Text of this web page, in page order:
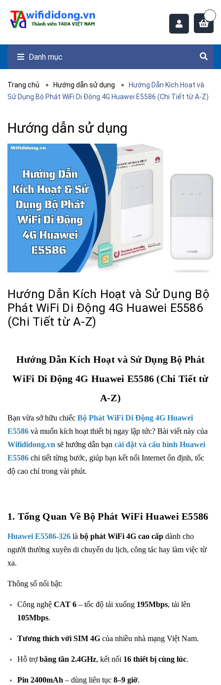
Danh mục
Trang chủ Hướng dẫn sử dụng
Hướng Dẫn Kích Hoạt và
Sử Dụng Bộ Phát WiFi Di Động 4G Huawei E5586 (Chi Tiết từ A-Z)
Hướng dẫn sử dụng
Hướng Dẫn Kích Hoạt và Sử Dụng Bộ
Phát WiFi Di Động 4G Huawei E5586
(Chi Tiết từ A-Z)
Hướng Dẫn Kích Hoạt và Sử Dụng Bộ Phát
WiFi Di Động 4G Huawei E5586(Chi Tiết từ
A-Z)
Bạn vừa sở hữu chiếc Bộ Phát WiFi Di Động 4G Huawei
E5586 và muốn kích hoạt thiết bị ngay lập tức? Bài viết này của
Wifididong.vn sẽ hướng dẫn bạn cài đặt và cấu hình Huawei
E5586 chi tiết từng bước, giúp bạn kết nối Internet ổn định, tốc
độ cao chỉ trong vài phút.
1. Tổng Quan Về Bộ Phát WiFi Huawei E5586
Huawei E5586-326 là bộ phát WiFi 4G cao cấp dành cho
người thường xuyên di chuyển du lịch, công tác hay làm việc từ
xa.
Thông số nổi bật:
Công nghệ CAT 6 – tốc độ tải xuống 195Mbps, tải lên
105Mbps.
Tương thích với SIM 4G của nhiều nhà mạng Việt Nam.
Hỗ trợbăng tần 2.4GHz, kết nối 16 thiết bị cùng lúc.
Pin 2400mAh – dùng liên tục 8–9 giờ.